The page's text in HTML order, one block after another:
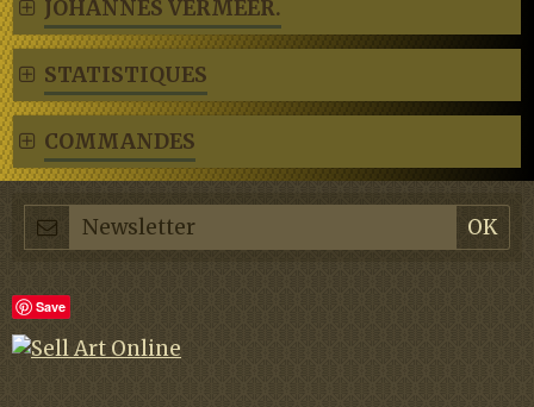
JOHANNÈS VERMEER.
STATISTIQUES
COMMANDES
Save